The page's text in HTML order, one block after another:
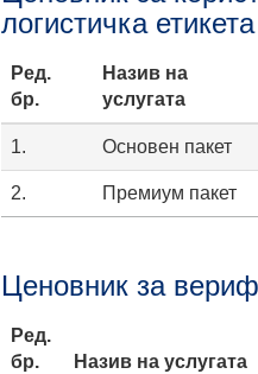
логистичка
Ред.
бр.
Назив на
услугата
1. Основен пакет
2. Премиум пакет
Ценовник за
Ред.
бр.
Назив на услугата